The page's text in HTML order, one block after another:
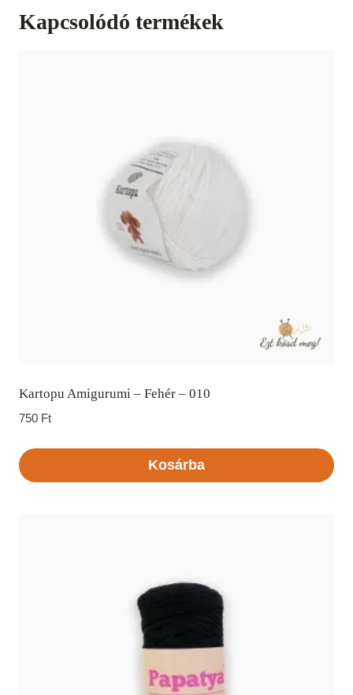
Kapcsolódó termékek
Kartopu Amigurumi – Fehér – 010
750 Ft
Kosárba